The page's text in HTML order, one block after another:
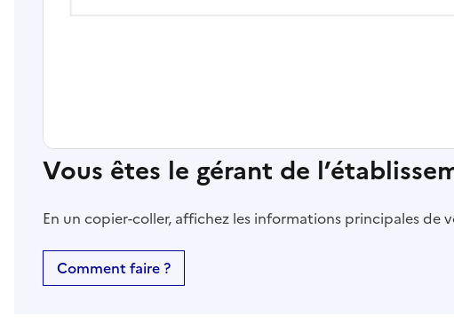
Vous êtes le gérant de
En un copier-coller, affichez les informations principales de
Comment faire ?